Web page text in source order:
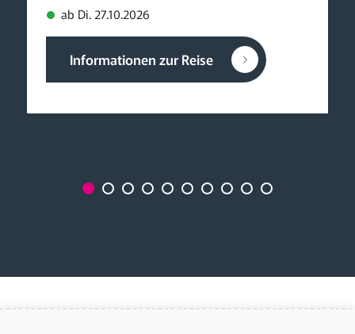
ab Di. 27.10.2026
Informationen zur Reise